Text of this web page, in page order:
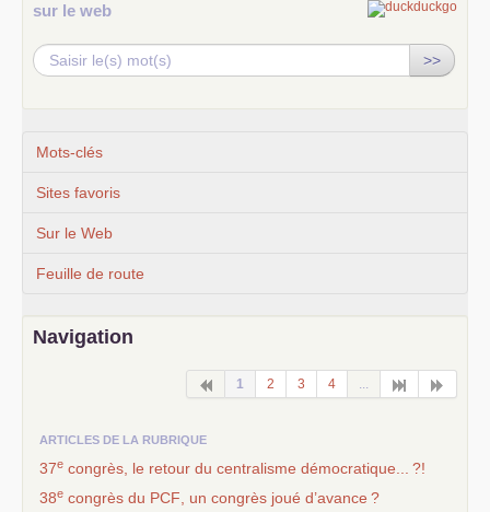
sur le web
>>
Mots-clés
Sites favoris
Sur le Web
Feuille de route
Navigation
1 2 3 4 ...
ARTICLES DE LA RUBRIQUE
37e congrès, le retour du centralisme démocratique... ?!
38e congrès du PCF, un congrès joué d’avance ?